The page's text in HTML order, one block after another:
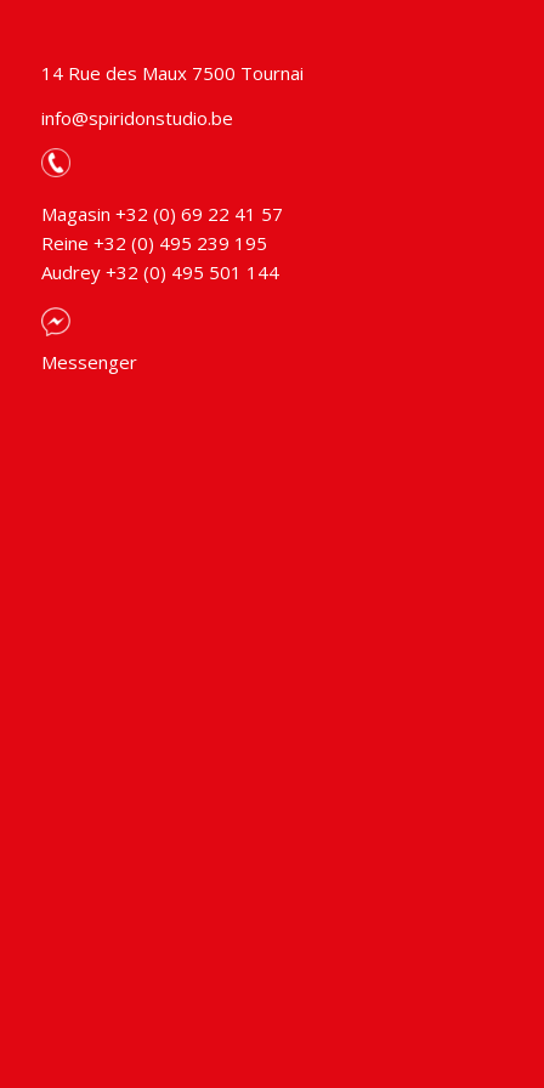
14 Rue des Maux 7500 Tournai
info@spiridonstudio.be
Magasin +32 (0) 69 22 41 57
Reine +32 (0) 495 239 195
Audrey +32 (0) 495 501 144
Messenger